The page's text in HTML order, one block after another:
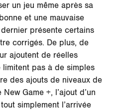
un jeu même après sa
et une mauvaise
présente certains
corrigés. De plus, de
ajoutent de réelles
pas à de simples
des ajouts de niveaux de
Game +, l’ajout d’un
simplement l’arrivée